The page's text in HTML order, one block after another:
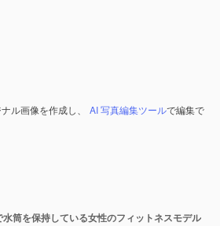
ル画像を作成し、 AI 写真編集ツールで編集で
筒を保持している女性のフィットネスモデル